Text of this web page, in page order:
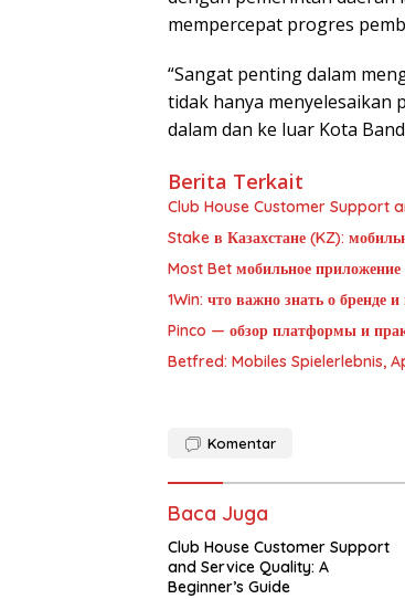
mempercepat progres
“Sangat penting dalam
tidak hanya menyelesaikan
dalam dan ke luar Kota
Berita Terkait
Club House Customer Support
Stake в Казахстане (KZ):
Most Bet мобильное
1Win: что важно знать о бренде
Pinco — обзор платформы и
Betfred: Mobiles Spielerlebnis,
Komentar
Baca Juga
Club House Customer Support
and Service Quality: A
Beginner’s Guide